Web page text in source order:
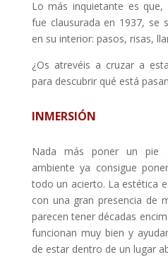
Lo más inquietante es
fue clausurada en 1937, se
en su interior: pasos, risas,
¿Os atrevéis a cruzar a
para descubrir qué está
INMERSIÓN
Nada más poner un pie
ambiente ya consigue
todo un acierto. La estética
con una gran presencia de
parecen tener décadas
funcionan muy bien y
de estar dentro de un lugar